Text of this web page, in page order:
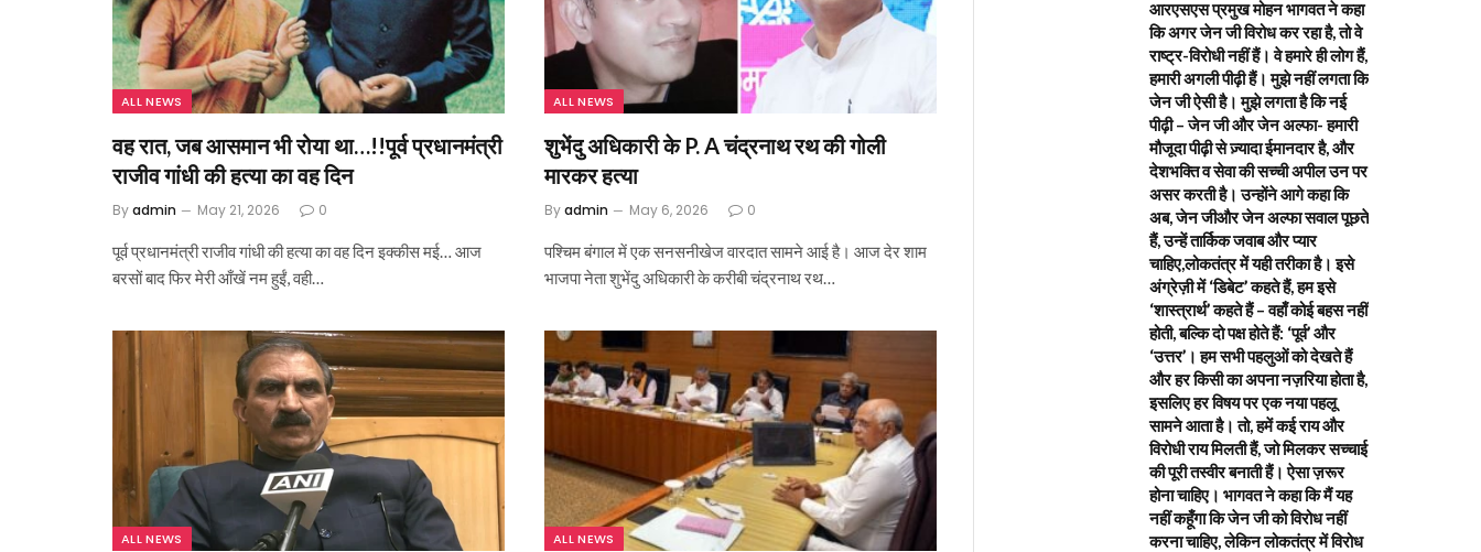
ALL NEWS
वह रात, जब आसमान भी रोया था…!!पूर्व प्रधानमंत्री
राजीव गांधी की हत्या का वह दिन
Byadmin May 21, 2026 0
पूर्व प्रधानमंत्री राजीव गांधी की हत्या का वह दिन इक्कीस मई… आज
बरसों बाद फिर मेरी आँखें नम हुईं, वही…
ALL NEWS
शुभेंदु अधिकारी के P. A चंद्रनाथ रथ की गोली
मारकर हत्या
Byadmin May 6, 2026 0
पश्चिम बंगाल में एक सनसनीखेज वारदात सामने आई है। आज देर शाम
भाजपा नेता शुभेंदु अधिकारी के करीबी चंद्रनाथ रथ…
ALL NEWS ALL NEWS
आरएसएस प्रमुख मोहन भागवत ने कहा
कि अगर जेन जी विरोध कर रहा है, तो वे
राष्ट्र-विरोधी नहीं हैं। वे हमारे ही लोग हैं,
हमारी अगली पीढ़ी हैं। मुझे नहीं लगता कि
जेन जी ऐसी है। मुझे लगता है कि नई
पीढ़ी – जेन जी और जेन अल्फा- हमारी
मौजूदा पीढ़ी से ज़्यादा ईमानदार है, और
देशभक्ति व सेवा की सच्ची अपील उन पर
असर करती है। उन्होंने आगे कहा कि
अब, जेन जीऔर जेन अल्फा सवाल पूछते
हैं, उन्हें तार्किक जवाब और प्यार
चाहिए,लोकतंत्र में यही तरीका है। इसे
अंग्रेज़ी में ‘डिबेट’ कहते हैं, हम इसे
‘शास्त्रार्थ’ कहते हैं – वहाँ कोई बहस नहीं
होती, बल्कि दो पक्ष होते हैं: ‘पूर्व’ और
‘उत्तर’। हम सभी पहलुओं को देखते हैं
और हर किसी का अपना नज़रिया होता है,
इसलिए हर विषय पर एक नया पहलू
सामने आता है। तो, हमें कई राय और
विरोधी राय मिलती हैं, जो मिलकर सच्चाई
की पूरी तस्वीर बनाती हैं। ऐसा ज़रूर
होना चाहिए। भागवत ने कहा कि मैं यह
नहीं कहूँगा कि जेन जी को विरोध नहीं
करना चाहिए, लेकिन लोकतंत्र में विरोध